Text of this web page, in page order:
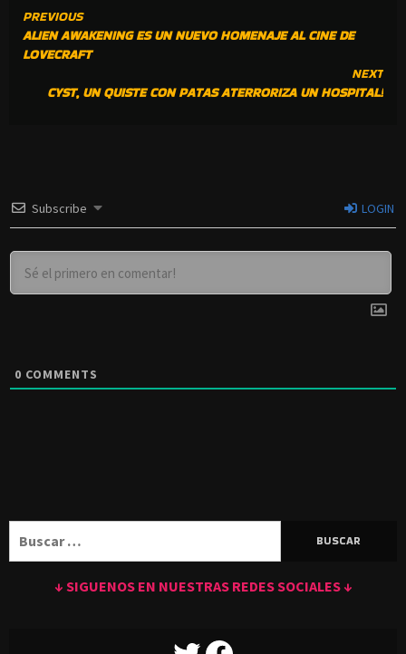
CONTINUE
READING
PREVIOUS
ALIEN AWAKENING ES UN NUEVO HOMENAJE AL CINE DE
LOVECRAFT
NEXT
CYST, UN QUISTE CON PATAS ATERRORIZA UN HOSPITAL!
Subscribe LOGIN
0 COMMENTS
↓ SIGUENOS EN NUESTRAS REDES SOCIALES ↓